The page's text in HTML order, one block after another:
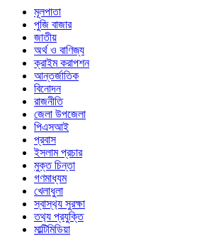
মূলপাতা
পুজি বাজার
জাতীয়
অর্থ ও বাণিজ্য
ক্রাইম করাপশন
আন্তর্জাতিক
বিনোদন
রাজনীতি
জেলা উপজেলা
পিএসআই
প্রবাস
ইসলাম প্রচার
মুক্ত চিন্তা
গণমাধ্যম
খেলাধুলা
স্বাস্থ‍্য সুরক্ষা
তথ‍্য প্রযুক্তি
মাল্টিমিডিয়া